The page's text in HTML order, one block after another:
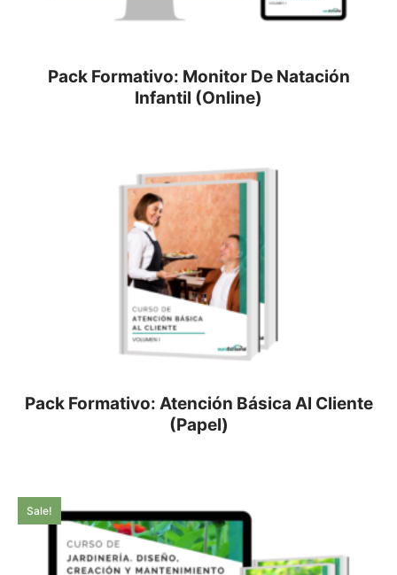
Pack Formativo: Monitor De Natación
Infantil (Online)
Pack Formativo: Atención Básica Al Cliente
(Papel)
Sale!